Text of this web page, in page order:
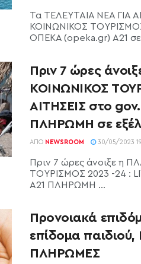
Τα ΤΕΛΕΥΤΑΙΑ ΝΕΑ ΓΙΑ
ΚΟΙΝΩΝΙΚΟΣ
ΟΠΕΚΑ (opeka.gr) Α21 σε
Πριν 7 ώρες
ΚΟΙΝΩΝΙΚΟΣ
ΑΙΤΗΣΕΙΣ στο
ΠΛΗΡΩΜΗ σε
ΑΠΌ NEWSROOM 30/05/2023
Πριν 7 ώρες άνοιξε η
ΤΟΥΡΙΣΜΟΣ 2023 -24 :
Α21 ΠΛΗΡΩΜΗ ...
Προνοιακά
επίδομα
ΠΛΗΡΩΜΕΣ